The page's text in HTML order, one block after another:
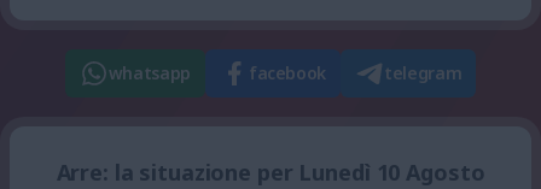
whatsapp facebook telegram
Arre: la situazione per Lunedì 10 Agosto